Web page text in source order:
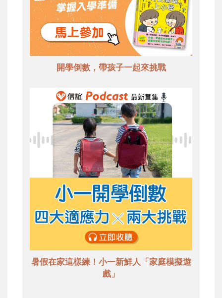
開學倒數，帶孩子一起來挑戰
暑假在家這樣練！小一新鮮人「家庭模擬遊
戲」